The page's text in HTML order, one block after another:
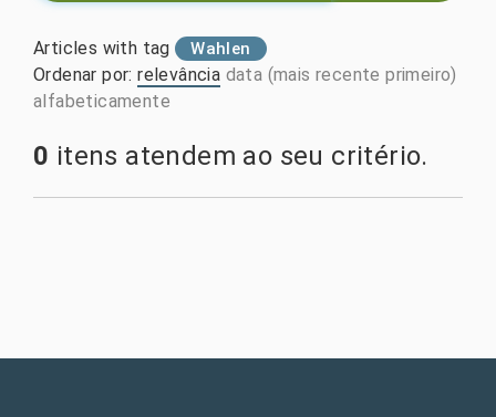
Articles with tag Wahlen
Ordenar por:relevância data (mais recente primeiro)
alfabeticamente
0 itens atendem ao seu critério.